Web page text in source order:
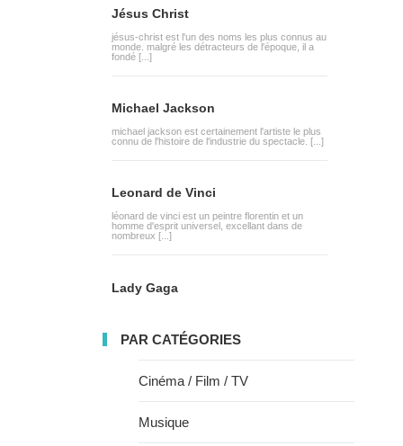
Jésus Christ
jésus-christ est l'un des noms les plus connus au
monde. malgré les détracteurs de l'époque, il a
fondé [...]
Michael Jackson
michael jackson est certainement l'artiste le plus
connu de l'histoire de l'industrie du spectacle. [...]
Leonard de Vinci
léonard de vinci est un peintre florentin et un
homme d'esprit universel, excellant dans de
nombreux [...]
Lady Gaga
PAR CATÉGORIES
Cinéma / Film / TV
Musique